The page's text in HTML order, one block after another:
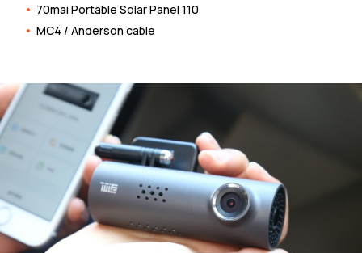
70mai Portable Solar Panel 110
MC4 / Anderson cable